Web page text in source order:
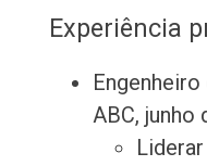
Experiência
ABC, junho